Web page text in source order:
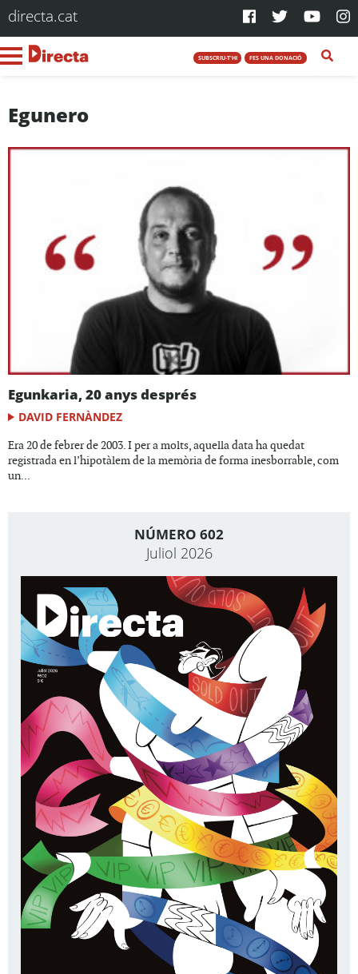
directa.cat
SUBSCRIU-T'HI FES UNA DONACIÓ
Egunero
Egunkaria, 20 anys després
DAVID FERNÀNDEZ
Era 20 de febrer de 2003. I per a molts, aquella data ha quedat
registrada en l’hipotàlem de la memòria de forma inesborrable, com
un...
NÚMERO 602
Juliol 2026